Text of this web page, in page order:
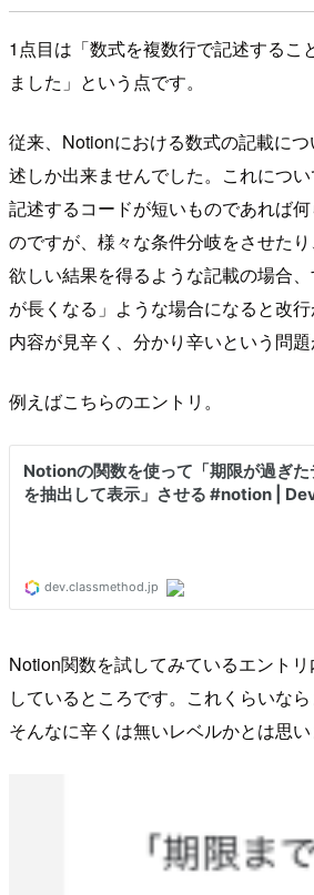
1点目は「数式を複数行で記述するこ
ました」という点です。
従来、Notionにおける数式の記載に
述しか出来ませんでした。これにつ
記述するコードが短いものであれば
のですが、様々な条件分岐をさせた
欲しい結果を得るような記載の場合
が長くなる」ような場合になると改
内容が見辛く、分かり辛いという問題
例えばこちらのエントリ。
Notion関数を試してみているエント
しているところです。これくらいな
そんなに辛くは無いレベルかとは思い